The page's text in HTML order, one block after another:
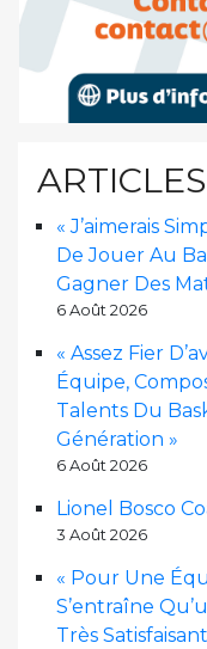
« J’aimerais
De Jouer Au
Gagner Des
6 Août 2026
« Assez Fier
Équipe,
Talents Du
Génération »
6 Août 2026
Lionel Bosco
3 Août 2026
« Pour Une
S’entraîne
Très